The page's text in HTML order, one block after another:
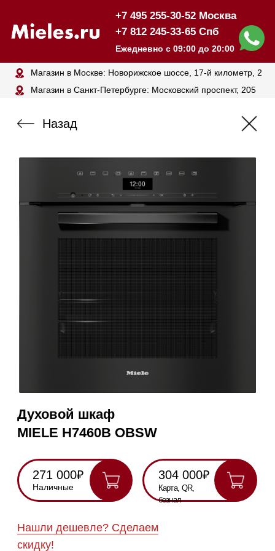
+7 495 255-30-52 Москва
Ежедневно с 09:00 до 20:00
Магазин в Москве: Новорижское шоссе, 17-й километр, 2
Магазин в Санкт-Петербурге: Московский проспект, 205
Назад
Духовой шкаф
Получить консультацию
Оригинальная
техника
Полностью
на русском
Гарантия
2 года
RU
Все
модели в
наличии
безнал
Инструкция по
эксплуатации